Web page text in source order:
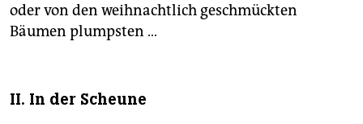
oder von den weihnachtlich geschmückten
Bäumen plumpsten …
II. In der Scheune